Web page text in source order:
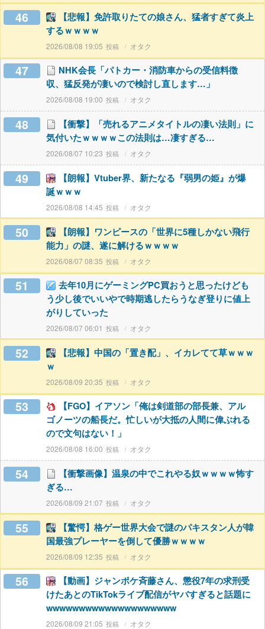
46
【悲報】免許取りたての娘さん、猛者すぎて炎上
するｗｗｗｗ
2026/08/08 19:05 オタク
47
NHK会長「パトカー・消防車からの受信料徴
収、猛反発が凄いので検討し直します…」
2026/08/08 19:00 オタク
48
【衝撃】「売れるアニメタイトルの凄い法則」に
気付いたｗｗｗｗこの法則は…凄すぎる…
2026/08/07 10:23 オタク
49
【朗報】Vtuber界、新たなる『弱男の姫』が爆
誕ｗｗｗ
2026/08/08 14:45 オタク
50
【朗報】ワンピースの「世界に5種しかない飛行
能力」の謎、遂に解けるｗｗｗｗ
2026/08/07 08:35 オタク
51
去年10月にゲーミングPC買おうと思ったけども
う少し後でいいやで時期逃したらうなぎ登りに値上
がりしていった
2026/08/07 06:01 オタク
52
【悲報】中国の「置き配」、イカレてて草ｗｗｗ
ｗ
2026/08/09 20:35 オタク
53
【FGO】イアソン「俺は剣道部の部長兼、アル
ゴノーツの船長だ。忙しいが大抵の人間に偉ぶれる
ので文句はない！」
2026/08/08 16:00 オタク
54
【衝撃画像】温泉の中でこれやる奴ｗｗｗｗ怖す
ぎる…
2026/08/09 21:07 オタク
55
【驚愕】格ゲー世界大会で謎のパキスタン人が韓
国最強プレーヤーを倒して優勝ｗｗｗｗ
2026/08/09 12:35 オタク
56
【動画】ジャンポケ斉藤さん、懲役7年の求刑受
けたあとのTikTokライブ配信がヤバすぎると話題に
wwwwwwwwwwwwwwwwwwww
2026/08/09 21:05 オタク